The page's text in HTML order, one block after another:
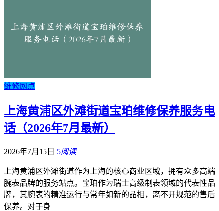
维修网点
上海黄浦区外滩街道宝珀维修保养服务电
话（2026年7月最新）
2026年7月15日 5阅读
上海黄浦区外滩街道作为上海的核心商业区域，拥有众多高端
腕表品牌的服务站点。宝珀作为瑞士高级制表领域的代表性品
牌，其腕表的精准运行与常年如新的品相，离不开规范的售后
保养。对于身